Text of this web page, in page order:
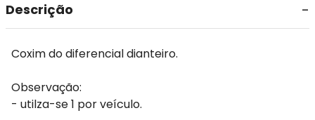
Descrição
Coxim do diferencial dianteiro.
Observação:
- utilza-se 1 por veículo.